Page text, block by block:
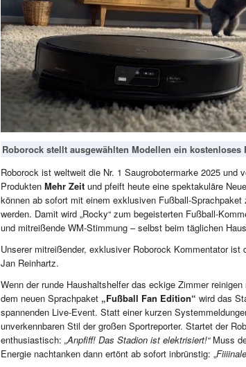
Roborock stellt ausgewählten Modellen ein
Roborock ist weltweit die Nr. 1 Saugrobotermarke 2025 und
Produkten Mehr Zeit und pfeift heute eine spektakuläre
können ab sofort mit einem exklusiven Fußball-
werden. Damit wird „Rocky“ zum begeisterten Fußball-
und mitreißende WM-Stimmung – selbst beim täglichen
Unserer mitreißender, exklusiver Roborock Kommentator
Jan Reinhartz.
Wenn der runde Haushaltshelfer das eckige Zimmer
dem neuen Sprachpaket „Fußball Fan Edition“ wird das
spannenden Live-Event. Statt einer kurzen
unverkennbaren Stil der großen Sportreporter. Startet der
enthusiastisch: „Anpfiff! Das Stadion ist elektrisiert!“Muss
Energie nachtanken dann ertönt ab sofort inbrünstig: „